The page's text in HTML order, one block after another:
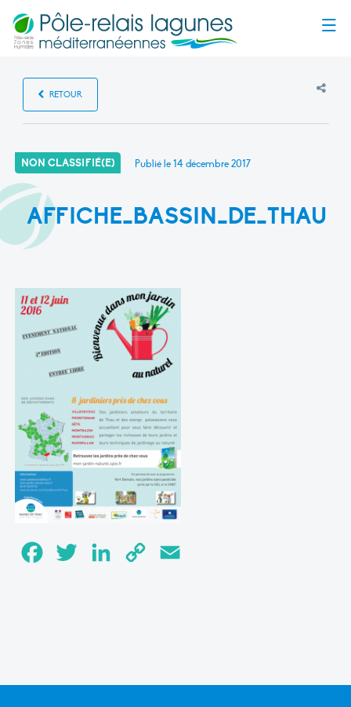
RETOUR
NON CLASSIFIÉ(E) Publié le14 décembre 2017
AFFICHE_BASSIN_DE_THAU
FacebookTwitter LinkedInCopy